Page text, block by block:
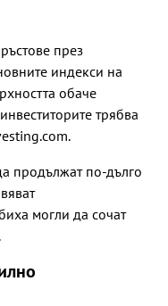
през
индекси на
обаче
трябва
продължат по-дълго
могли да сочат